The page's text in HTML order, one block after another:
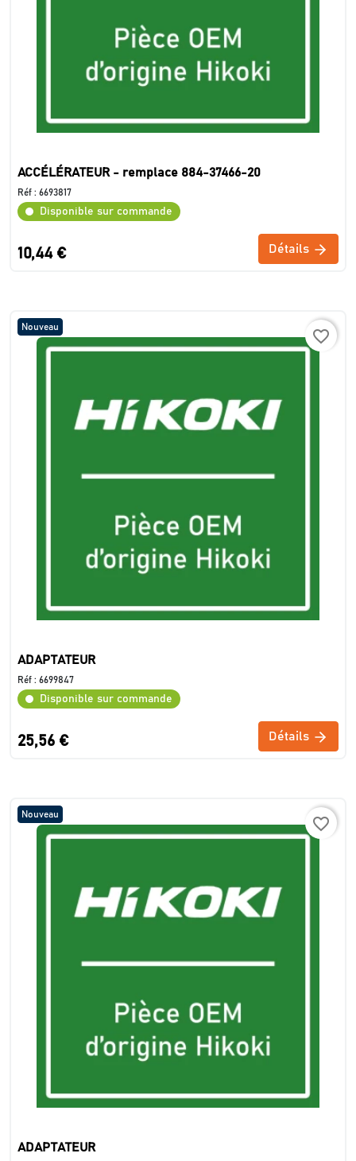
ACCÉLÉRATEUR - remplace 884-37466-20
Réf : 6693817
Disponible sur commande
10,44 € Détails
Nouveau
favorite_border
ADAPTATEUR
Réf : 6699847
Disponible sur commande
25,56 € Détails
Nouveau
favorite_border
ADAPTATEUR